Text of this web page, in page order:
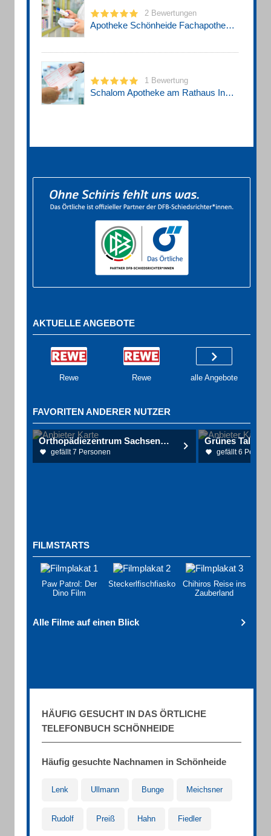
2 Bewertungen
Apotheke Schönheide Fachapothekerin für Offizinpharmazie
1 Bewertung
Schalom Apotheke am Rathaus Inh. Ulrich Stahn
AKTUELLE ANGEBOTE
Rewe Rewe alle Angebote
FAVORITEN ANDERER NUTZER
Orthopädiezentrum Sachsenortho Jörg Panzert Dr.med.
gefällt 7 Personen
Grünes Tal
gefällt 6
FILMSTARTS
Paw Patrol: Der
Dino Film
Steckerlfischfiasko
Chihiros Reise ins
Zauberland
Alle Filme auf einen Blick
HÄUFIG GESUCHT IN DAS ÖRTLICHE
TELEFONBUCH SCHÖNHEIDE
Häufig gesuchte Nachnamen in Schönheide
Lenk Ullmann Bunge Meichsner
Rudolf Preiß Hahn Fiedler